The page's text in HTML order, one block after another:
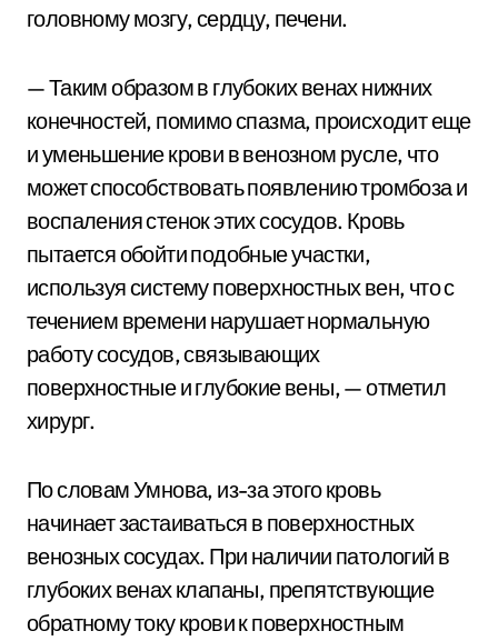
головному мозгу, сердцу, печени.
— Таким образом в глубоких венах нижних
конечностей, помимо спазма, происходит еще
и уменьшение крови в венозном русле, что
может способствовать появлению тромбоза и
воспаления стенок этих сосудов. Кровь
пытается обойти подобные участки,
используя систему поверхностных вен, что с
течением времени нарушает нормальную
работу сосудов, связывающих
поверхностные и глубокие вены, — отметил
хирург.
По словам Умнова, из-за этого кровь
начинает застаиваться в поверхностных
венозных сосудах. При наличии патологий в
глубоких венах клапаны, препятствующие
обратному току крови к поверхностным